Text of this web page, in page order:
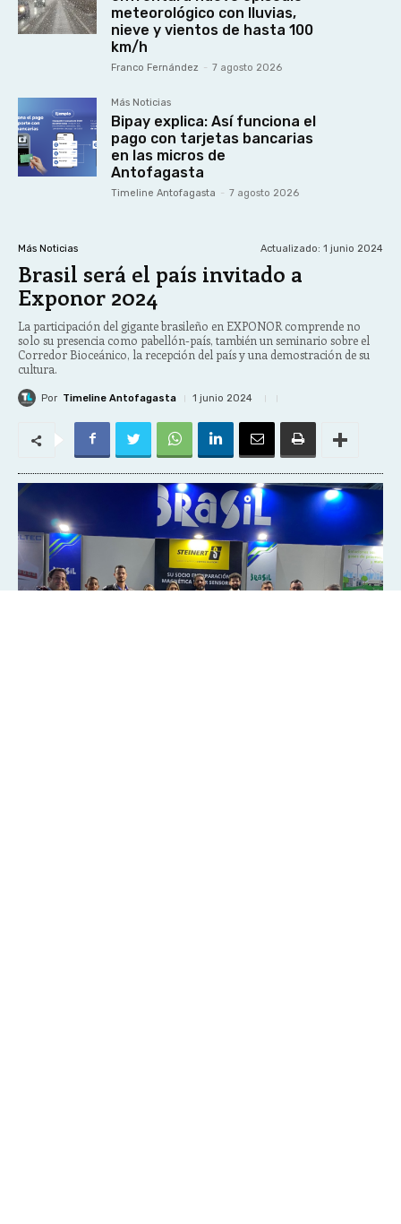
meteorológico con lluvias,
nieve y vientos de hasta 100
km/h
Franco Fernández - 7 agosto 2026
Más Noticias
Bipay explica: Así funciona el
pago con tarjetas bancarias
en las micros de
Antofagasta
Timeline Antofagasta - 7 agosto 2026